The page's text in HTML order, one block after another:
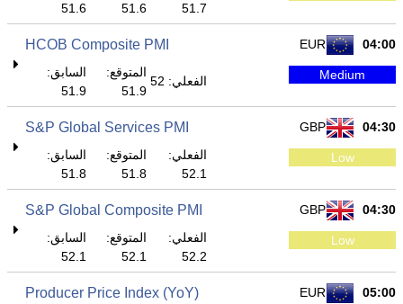
51.7
51.6
51.6
04:00
EUR
HCOB Composite PMI
Medium الفعلي: 52
المتوقع:
51.9
السابق:
51.9
04:30
GBP
S&P Global Services PMI
Low
الفعلي:
52.1
المتوقع:
51.8
السابق:
51.8
04:30
GBP
S&P Global Composite PMI
Low
الفعلي:
52.2
المتوقع:
52.1
السابق:
52.1
05:00
EUR
Producer Price Index (YoY)